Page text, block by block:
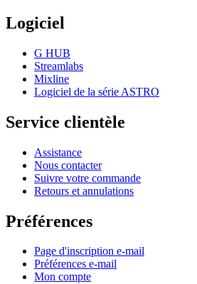
Logiciel
G HUB
Streamlabs
Mixline
Logiciel de la série ASTRO
Service clientèle
Assistance
Nous contacter
Suivre votre commande
Retours et annulations
Préférences
Page d'inscription e-mail
Préférences e-mail
Mon compte